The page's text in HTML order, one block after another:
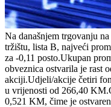
Na današnjem trgovanju
tržištu, lista B, najveći
za -0,11 posto.Ukupan
obveznica ostvarila je rast
akciji.Udjeli/akcije četiri
u vrijenosti od 266,40
0,521 KM, čime je